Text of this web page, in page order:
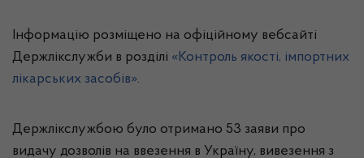
Інформацію розміщено на офіційному вебсайті
Держлікслужби в розділі «Контроль якості, імпортних
лікарських засобів».
Держлікслужбою було отримано 53 заяви про
видачу дозволів на ввезення в Україну, вивезення з